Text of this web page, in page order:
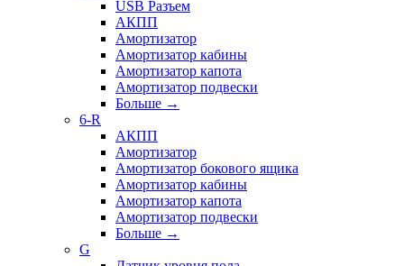
USB Разъем
АКПП
Амортизатор
Амортизатор кабины
Амортизатор капота
Амортизатор подвески
Больше →
6-R
АКПП
Амортизатор
Амортизатор бокового ящика
Амортизатор кабины
Амортизатор капота
Амортизатор подвески
Больше →
G